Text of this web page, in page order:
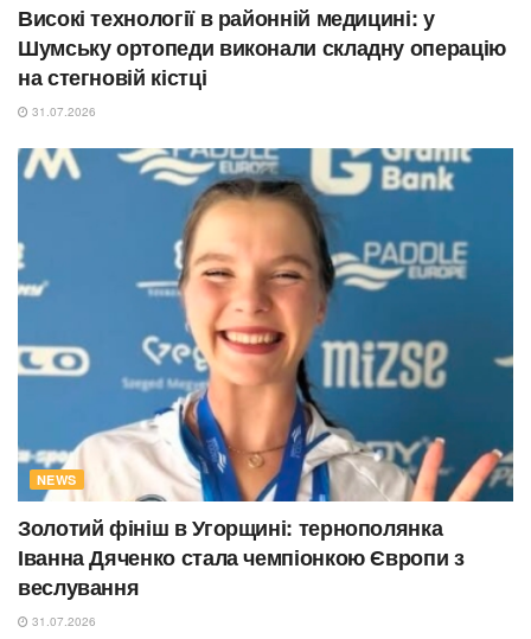
Високі технології в районній медицині: у
Шумську ортопеди виконали складну операцію
на стегновій кістці
31.07.2026
NEWS
Золотий фініш в Угорщині: тернополянка
Іванна Дяченко стала чемпіонкою Європи з
веслування
31.07.2026